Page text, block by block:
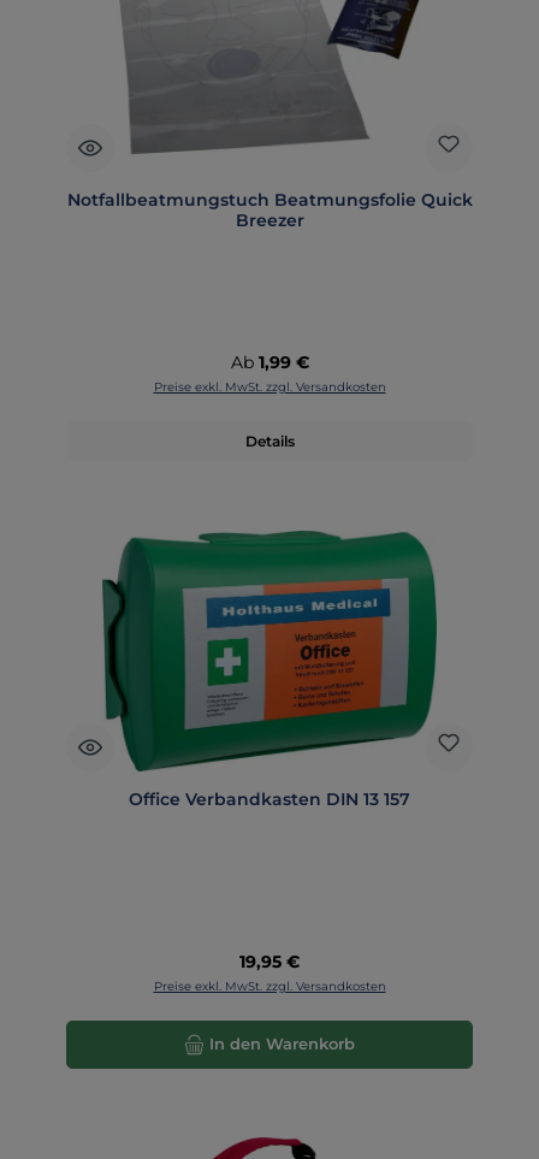
Notfallbeatmungstuch Beatmungsfolie Quick
Breezer
Regulärer Preis:
Ab 1,99 €
Preise exkl. MwSt. zzgl. Versandkosten
Details
Office Verbandkasten DIN 13 157
Regulärer Preis:
19,95 €
Preise exkl. MwSt. zzgl. Versandkosten
In den Warenkorb